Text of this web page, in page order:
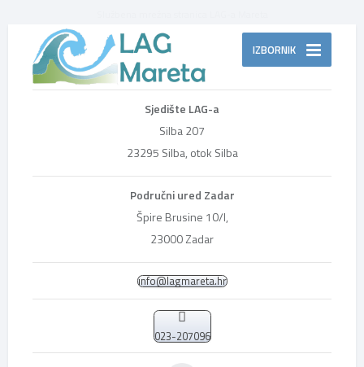
IZBORNIK
Sjedište LAG-a
Silba 207
23295 Silba, otok Silba
Područni ured Zadar
Špire Brusine 10/I,
23000 Zadar
info@lagmareta.hr
023-207096